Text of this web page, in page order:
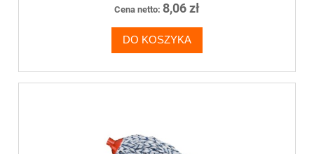
Cena netto: 8,06 zł
DO KOSZYKA